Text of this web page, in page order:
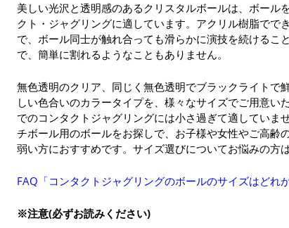
美しい光沢と透明感のあるクリスタルボールは、ボール
クト・ジャグリングに適しています。アクリル樹脂でで
で、ボール同士が触れ合っても滑らかに演技を続けるこ
で、簡単に割れるようなこともありません。
無色透明のクリア、同じく無色透明でブラックライトで
しい色合いのカラータイプを、様々なサイズでご用意
でのコンタクトジャグリングには小さ過ぎて適していま
チボール用のボールをお探しで、お子様や女性やご高齢
弱い方におすすめです。サイズ選びについてお悩みの方
FAQ「コンタクトジャグリングのボールのサイズはどれ
※注意(必ずお読みください)